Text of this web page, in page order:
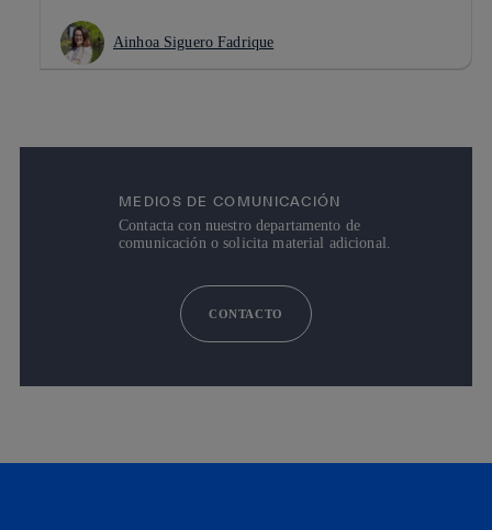
Ainhoa Siguero Fadrique
MEDIOS DE COMUNICACIÓN
Contacta con nuestro departamento de
comunicación o solicita material adicional.
CONTACTO